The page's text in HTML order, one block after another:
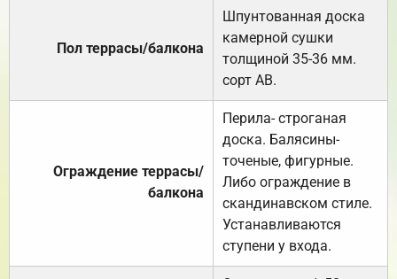
Пол террасы/балкона
Шпунтованная доска
камерной сушки
толщиной 35-36 мм.
сорт АВ.
Ограждение террасы/
балкона
Перила- строганая
доска. Балясины-
точеные, фигурные.
Либо ограждение в
скандинавском стиле.
Устанавливаются
ступени у входа.